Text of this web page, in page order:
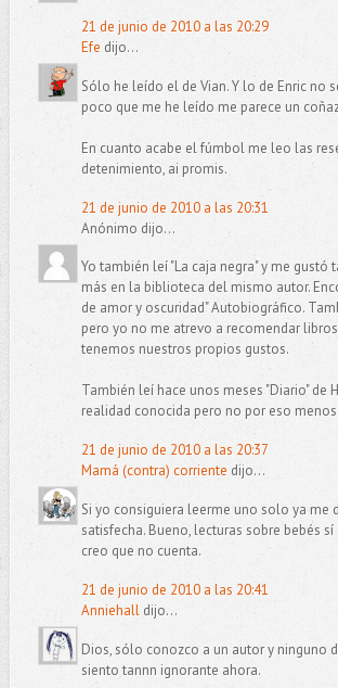
21 de junio de 2010 a las 20:29
Efe dijo...
Sólo he leído el de Vian. Y lo de Enric no
poco que me he leído me parece un
En cuanto acabe el fúmbol me leo las
detenimiento, ai promis.
21 de junio de 2010 a las 20:31
Anónimo dijo...
Yo también leí "La caja negra" y me gustó
más en la biblioteca del mismo autor.
de amor y oscuridad" Autobiográfico.
pero yo no me atrevo a recomendar
tenemos nuestros propios gustos.
También leí hace unos meses "Diario" de
realidad conocida pero no por eso
21 de junio de 2010 a las 20:37
Mamá (contra) corriente dijo...
Si yo consiguiera leerme uno solo ya me
satisfecha. Bueno, lecturas sobre bebés sí
creo que no cuenta.
21 de junio de 2010 a las 20:41
Anniehalldijo...
Dios, sólo conozco a un autor y ninguno
siento tannn ignorante ahora.